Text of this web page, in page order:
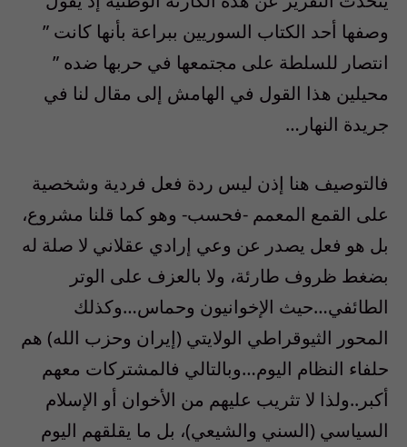
وصفها أحد الكتاب السوريين ببراعة بأنها كانت ”
انتصار للسلطة على مجتمعها في حربها ضده ”
محيلين هذا القول في الهامش إلى مقال لنا في
جريدة النهار…
فالتوصيف هنا إذن ليس ردة فعل فردية وشخصية
على القمع المعمم -فحسب- وهو كما قلنا مشروع،
بل هو فعل يصدر عن وعي إرادي عقلاني لا صلة له
بضغط ظروف طارئة، ولا بالعزف على الوتر
الطائفي…حيث الإخوانيون وحماس…وكذلك
المحور الثيوقراطي الولايتي (إيران وحزب الله) هم
حلفاء النظام اليوم…وبالتالي فالمشتركات معهم
أكبر..ولذا لا تثريب عليهم من الأخوان أو الإسلام
السياسي (السني والشيعي)، بل ما يقلقهم اليوم